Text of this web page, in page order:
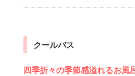
クールバス
四季折々の季節感溢れるお風